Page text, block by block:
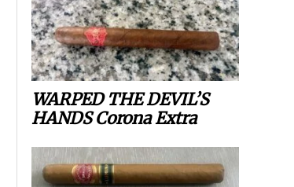
WARPED THE DEVIL’S
HANDS Corona Extra